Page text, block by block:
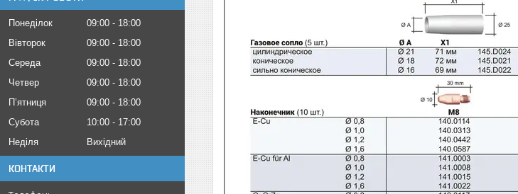
Понеділок 09:00
18:00
Вівторок
09:00
18:00
Середа
09:00
18:00
Четвер
09:00
18:00
Пʼятниця
09:00
18:00
Субота
10:00
17:00
Неділя
Вихідний
КОНТАКТИ